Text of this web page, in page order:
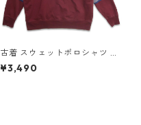
古着 スウェットポロシャツ ト
レーナー ラガーシャツ 長袖ポ
ロシャツ 裏起毛 表記：-- g
¥3,490